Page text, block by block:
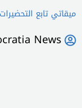
ميقاتي تابع
News